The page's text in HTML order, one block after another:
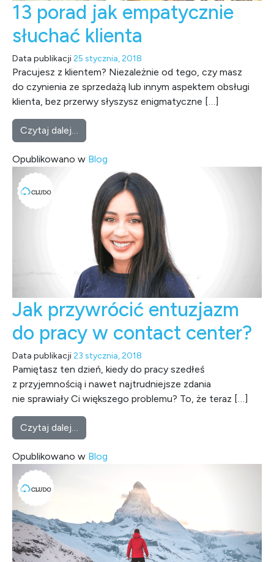
13 porad jak empatycznie
słuchać klienta
Data publikacji25 stycznia, 2018
Pracujesz z klientem? Niezależnie od tego, czy masz
do czynienia ze sprzedażą lub innym aspektem obsługi
klienta, bez przerwy słyszysz enigmatyczne […]
Czytaj dalej…
Opublikowano w Blog
Jak przywrócić entuzjazm
do pracy w contact center?
Data publikacji23 stycznia, 2018
Pamiętasz ten dzień, kiedy do pracy szedłeś
z przyjemnością i nawet najtrudniejsze zdania
nie sprawiały Ci większego problemu? To, że teraz […]
Czytaj dalej…
Opublikowano w Blog